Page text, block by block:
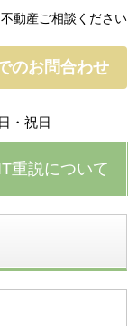
動産ご相談ください
のお問合わせ
・祝日
重説について